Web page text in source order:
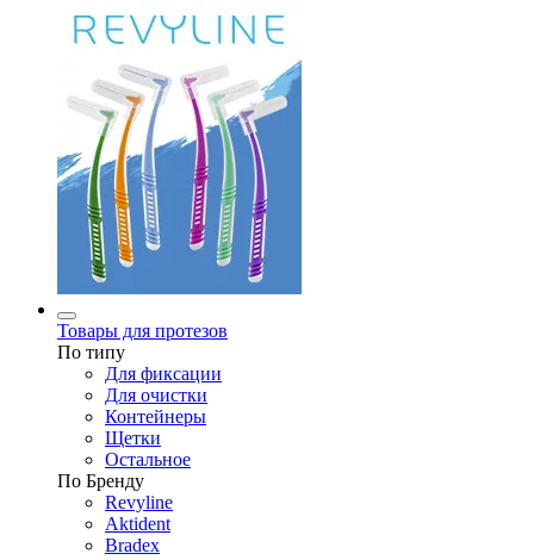
Товары для протезов
По типу
Для фиксации
Для очистки
Контейнеры
Щетки
Остальное
По Бренду
Revyline
Aktident
Bradex